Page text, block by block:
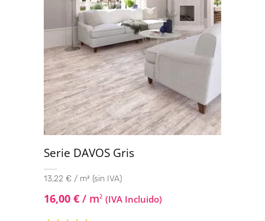
Serie DAVOS Gris
13,22 € / m² (sin IVA)
16,00 € / m2 (IVA Incluido)